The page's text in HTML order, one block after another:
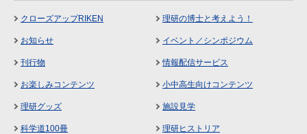
クローズアップRIKEN 理研の博士と考えよう！
お知らせ イベント／シンポジウム
刊行物 情報配信サービス
お楽しみコンテンツ 小中高生向けコンテンツ
理研グッズ 施設見学
科学道100冊 理研ヒストリア